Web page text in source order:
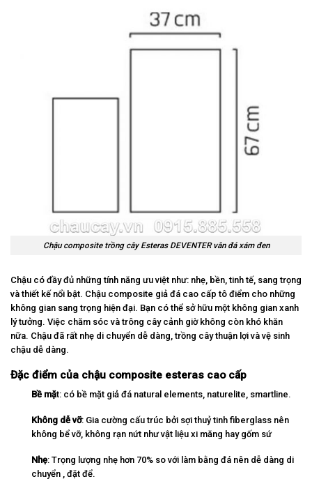
Chậu composite trồng cây Esteras DEVENTER vân đá xám đen
Chậu có đầy đủ những tính năng ưu việt như: nhẹ, bền, tinh tế, sang trọng
và thiết kế nổi bật. Chậu composite giả đá cao cấp tô điểm cho những
không gian sang trọng hiện đại. Bạn có thể sở hữu một không gian xanh
lý tưởng. Việc chăm sóc và trông cây cảnh giờ không còn khó khăn
nữa. Chậu đã rất nhẹ di chuyển dễ dàng, trồng cây thuận lợi và vệ sinh
chậu dễ dàng.
Đặc điểm của chậu composite esteras cao cấp
Bề mặt: có bề mặt giả đá natural elements, naturelite, smartline.
Không dễ vỡ: Gia cường cấu trúc bởi sợi thuỷ tinh fiberglass nên
không bể vỡ, không rạn nứt như vật liệu xi măng hay gốm sứ
Nhẹ: Trọng lượng nhẹ hơn 70% so với làm bằng đá nên dễ dàng di
chuyển , đặt để.